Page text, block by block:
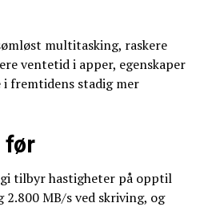
multitasking, raskere
ventetid i apper, egenskaper
fremtidens stadig mer
før
tilbyr hastigheter på opptil
2.800 MB/s ved skriving, og